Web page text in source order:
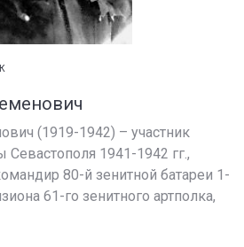
(1919-1942) – участник
Севастополя 1941-1942 гг.,
80-й зенитной батареи 1-
61-го зенитного артполка,